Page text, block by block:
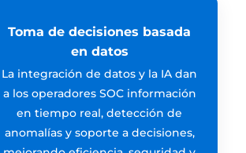
Toma de decisiones basada
en datos
La integración de datos y la IA dan
a los operadores SOC información
en tiempo real, detección de
anomalías y soporte a decisiones,